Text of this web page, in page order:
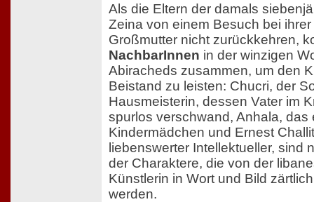
Als die Eltern der damals
Zeina von einem Besuch bei ihrer
Großmutter nicht zurückkehren,
NachbarInnen in der winzigen
Abiracheds zusammen, um den
Beistand zu leisten: Chucri, der
Hausmeisterin, dessen Vater im
spurlos verschwand, Anhala, das
Kindermädchen und Ernest
liebenswerter Intellektueller, sind
der Charaktere, die von der
Künstlerin in Wort und Bild
werden.